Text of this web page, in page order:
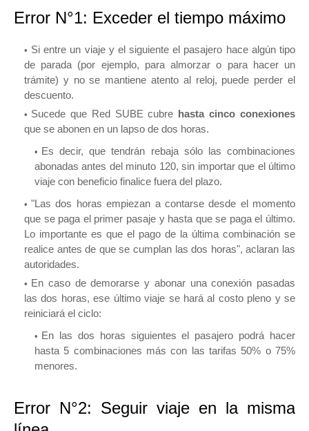
Error N°1: Exceder el tiempo máximo
Si entre un viaje y el siguiente el pasajero hace algún tipo
de parada (por ejemplo, para almorzar o para hacer un
trámite) y no se mantiene atento al reloj, puede perder el
descuento.
Sucede que Red SUBE cubre hasta cinco conexiones
que se abonen en un lapso de dos horas.
Es decir, que tendrán rebaja sólo las combinaciones
abonadas antes del minuto 120, sin importar que el último
viaje con beneficio finalice fuera del plazo.
"Las dos horas empiezan a contarse desde el momento
que se paga el primer pasaje y hasta que se paga el último.
Lo importante es que el pago de la última combinación se
realice antes de que se cumplan las dos horas", aclaran las
autoridades.
En caso de demorarse y abonar una conexión pasadas
las dos horas, ese último viaje se hará al costo pleno y se
reiniciará el ciclo:
En las dos horas siguientes el pasajero podrá hacer
hasta 5 combinaciones más con las tarifas 50% o 75%
menores.
Error N°2: Seguir viaje en la misma